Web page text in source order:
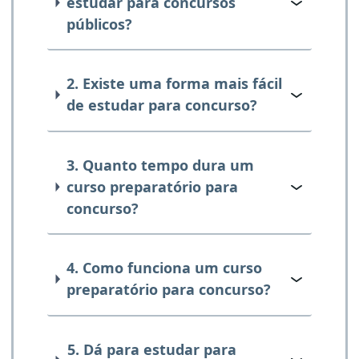
públicos?
2. Existe uma forma mais fácil
de estudar para concurso?
3. Quanto tempo dura um
curso preparatório para
concurso?
4. Como funciona um curso
preparatório para concurso?
5. Dá para estudar para